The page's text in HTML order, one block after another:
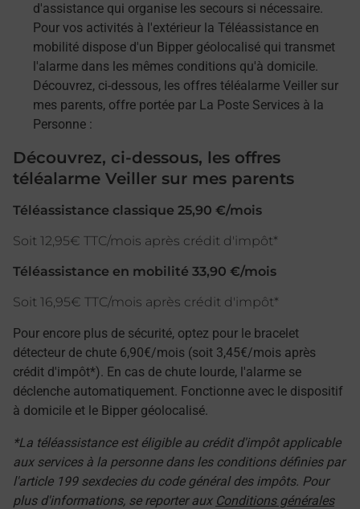
d'assistance qui organise les secours si nécessaire.
Pour vos activités à l'extérieur la Téléassistance en
mobilité dispose d'un Bipper géolocalisé qui transmet
l'alarme dans les mêmes conditions qu'à domicile.
Découvrez, ci-dessous, les offres téléalarme Veiller sur
mes parents, offre portée par La Poste Services à la
Personne :
Découvrez, ci-dessous, les offres
téléalarme Veiller sur mes parents
Téléassistance classique 25,90 €/mois
Soit 12,95€ TTC/mois après crédit d'impôt*
Téléassistance en mobilité 33,90 €/mois
Soit 16,95€ TTC/mois après crédit d'impôt*
Pour encore plus de sécurité, optez pour le bracelet
détecteur de chute 6,90€/mois (soit 3,45€/mois après
crédit d'impôt*). En cas de chute lourde, l'alarme se
déclenche automatiquement. Fonctionne avec le dispositif
à domicile et le Bipper géolocalisé.
*La téléassistance est éligible au crédit d'impôt applicable
aux services à la personne dans les conditions définies par
l'article 199 sexdecies du code général des impôts. Pour
plus d'informations, se reporter aux Conditions générales